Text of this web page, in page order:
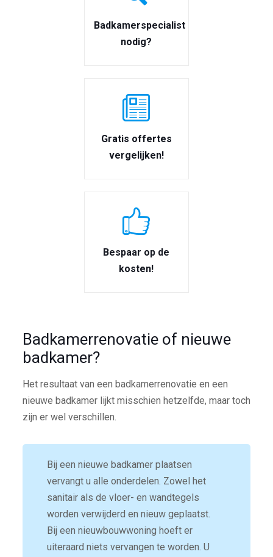
Badkamerspecialist
nodig?
Gratis offertes
vergelijken!
Bespaar op de
kosten!
Badkamerrenovatie of nieuwe
badkamer?
Het resultaat van een badkamerrenovatie en een
nieuwe badkamer lijkt misschien hetzelfde, maar toch
zijn er wel verschillen.
Bij een nieuwe badkamer plaatsen
vervangt u alle onderdelen. Zowel het
sanitair als de vloer- en wandtegels
worden verwijderd en nieuw geplaatst.
Bij een nieuwbouwwoning hoeft er
uiteraard niets vervangen te worden. U